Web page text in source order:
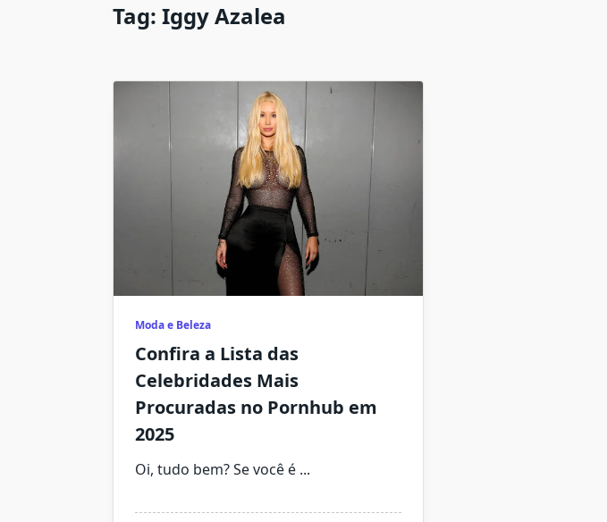
Tag: Iggy Azalea
Moda e Beleza
Confira a Lista das
Celebridades Mais
Procuradas no Pornhub em
2025
Oi, tudo bem? Se você é ...